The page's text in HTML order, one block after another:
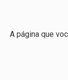
A página que